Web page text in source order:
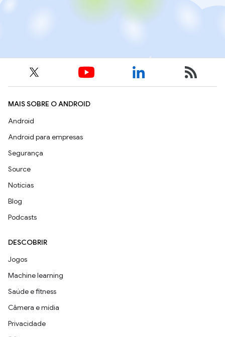
MAIS SOBRE O ANDROID
Android
Android para empresas
Segurança
Source
Notícias
Blog
Podcasts
DESCOBRIR
Jogos
Machine learning
Saúde e fitness
Câmera e mídia
Privacidade